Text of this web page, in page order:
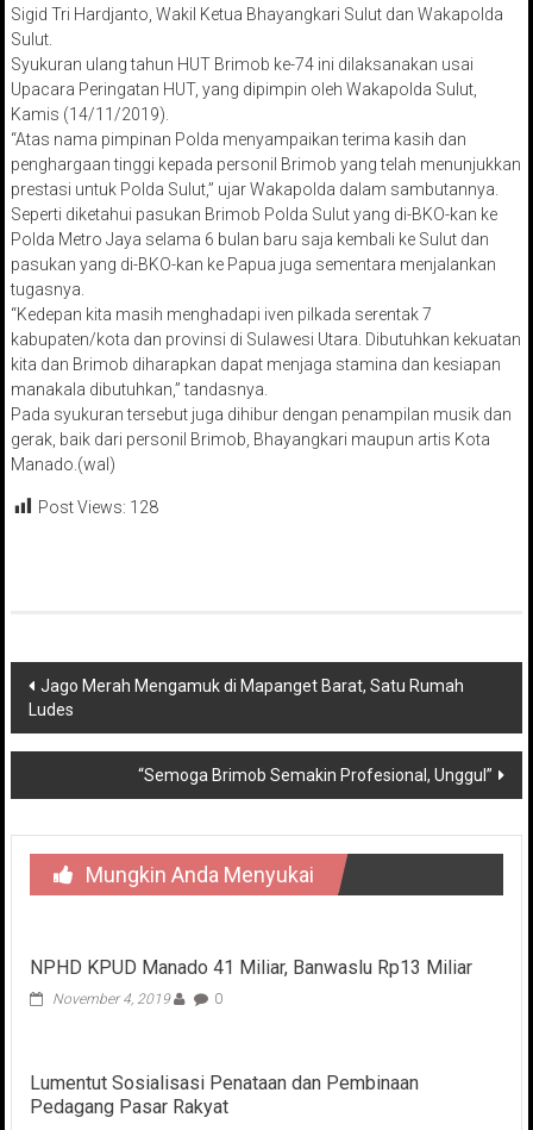
Sigid Tri Hardjanto, Wakil Ketua Bhayangkari Sulut dan Wakapolda
Sulut.
Syukuran ulang tahun HUT Brimob ke-74 ini dilaksanakan usai
Upacara Peringatan HUT, yang dipimpin oleh Wakapolda Sulut,
Kamis (14/11/2019).
“Atas nama pimpinan Polda menyampaikan terima kasih dan
penghargaan tinggi kepada personil Brimob yang telah menunjukkan
prestasi untuk Polda Sulut,” ujar Wakapolda dalam sambutannya.
Seperti diketahui pasukan Brimob Polda Sulut yang di-BKO-kan ke
Polda Metro Jaya selama 6 bulan baru saja kembali ke Sulut dan
pasukan yang di-BKO-kan ke Papua juga sementara menjalankan
tugasnya.
“Kedepan kita masih menghadapi iven pilkada serentak 7
kabupaten/kota dan provinsi di Sulawesi Utara. Dibutuhkan kekuatan
kita dan Brimob diharapkan dapat menjaga stamina dan kesiapan
manakala dibutuhkan,” tandasnya.
Pada syukuran tersebut juga dihibur dengan penampilan musik dan
gerak, baik dari personil Brimob, Bhayangkari maupun artis Kota
Manado.(wal)
Post Views: 128
Navigasi
pos
Jago Merah Mengamuk di Mapanget Barat, Satu Rumah
Ludes
“Semoga Brimob Semakin Profesional, Unggul”
Mungkin Anda Menyukai
NPHD KPUD Manado 41 Miliar, Banwaslu Rp13 Miliar
November 4, 2019 0
Lumentut Sosialisasi Penataan dan Pembinaan
Pedagang Pasar Rakyat